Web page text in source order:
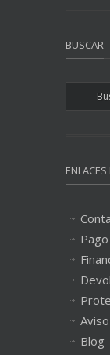
BUSCAR
ENLACES
Blog